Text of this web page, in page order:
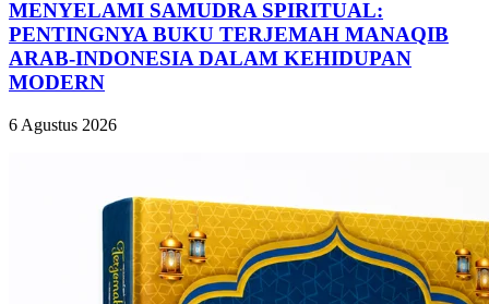
MENYELAMI SAMUDRA SPIRITUAL:
PENTINGNYA BUKU TERJEMAH MANAQIB
ARAB-INDONESIA DALAM KEHIDUPAN
MODERN
6 Agustus 2026